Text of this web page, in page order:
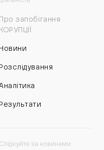
Про запобігання
КОРУПЦІЇ:
Новини
Розслідування
Результати
Слідкуйте за новинами